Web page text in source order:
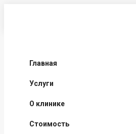
Главная
Услуги
О клинике
Стоимость